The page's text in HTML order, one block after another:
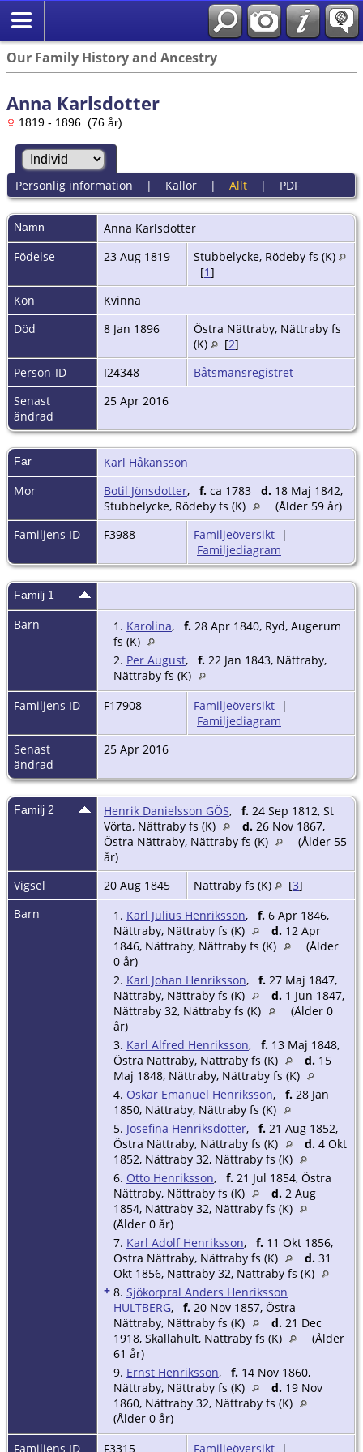
Our Family History and Ancestry
Anna Karlsdotter
1819 - 1896 (76 år)
Personlig information | Källor| Allt| PDF
Namn Anna Karlsdotter
Födelse
23 Aug 1819
Stubbelycke, Rödeby fs (K)
[1]
Kön
Kvinna
Död
8 Jan 1896
Östra Nättraby, Nättraby fs
(K)
[2]
Person-ID
I24348
Båtsmansregistret
Senast
ändrad
25 Apr 2016
Far
Karl Håkansson
Mor
Botil Jönsdotter, f. ca 1783 d. 18 Maj 1842,
Stubbelycke, Rödeby fs (K)
(Ålder 59 år)
Familjens ID
F3988 Familjeöversikt |
Familjediagram
Familj 1
Barn 1. Karolina, f. 28 Apr 1840, Ryd, Augerum
fs (K)
2. Per August, f. 22 Jan 1843, Nättraby,
Nättraby fs (K)
Familjens ID
F17908 Familjeöversikt |
Familjediagram
Senast
ändrad
25 Apr 2016
Familj 2 Henrik Danielsson GÖS, f. 24 Sep 1812, St
Vörta, Nättraby fs (K)
d. 26 Nov 1867,
Östra Nättraby, Nättraby fs (K)
(Ålder 55
år)
Vigsel
20 Aug 1845 Nättraby fs (K) [3]
Barn
1. Karl Julius Henriksson, f. 6 Apr 1846,
Nättraby, Nättraby fs (K)
d. 12 Apr
1846, Nättraby, Nättraby fs (K)
(Ålder
0 år)
2. Karl Johan Henriksson, f. 27 Maj 1847,
Nättraby, Nättraby fs (K)
d. 1 Jun 1847,
Nättraby 32, Nättraby fs (K)
(Ålder 0
år)
3. Karl Alfred Henriksson, f. 13 Maj 1848,
Östra Nättraby, Nättraby fs (K)
d. 15
Maj 1848, Nättraby, Nättraby fs (K)
4. Oskar Emanuel Henriksson, f. 28 Jan
1850, Nättraby, Nättraby fs (K)
5. Josefina Henriksdotter, f. 21 Aug 1852,
Östra Nättraby, Nättraby fs (K)
d. 4 Okt
1852, Nättraby 32, Nättraby fs (K)
6. Otto Henriksson, f. 21 Jul 1854, Östra
Nättraby, Nättraby fs (K)
d. 2 Aug
1854, Nättraby 32, Nättraby fs (K)
(Ålder 0 år)
7. Karl Adolf Henriksson, f. 11 Okt 1856,
Östra Nättraby, Nättraby fs (K)
d. 31
Okt 1856, Nättraby 32, Nättraby fs (K)
+ 8. Sjökorpral Anders Henriksson
HULTBERG, f. 20 Nov 1857, Östra
Nättraby, Nättraby fs (K)
d. 21 Dec
1918, Skallahult, Nättraby fs (K)
(Ålder
61 år)
9. Ernst Henriksson, f. 14 Nov 1860,
Nättraby, Nättraby fs (K)
d. 19 Nov
1860, Nättraby 32, Nättraby fs (K)
(Ålder 0 år)
Familjens ID
F3315 Familjeöversikt |